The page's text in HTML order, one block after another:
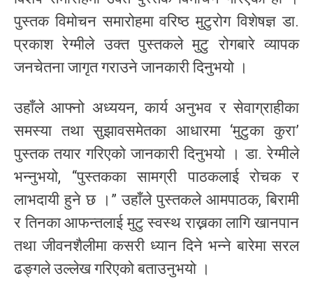
पुस्तक विमोचन समारोहमा वरिष्ठ मुटुरोग विशेषज्ञ डा.
प्रकाश रेग्मीले उक्त पुस्तकले मुटु रोगबारे व्यापक
जनचेतना जागृत गराउने जानकारी दिनुभयो ।
उहाँले आफ्नो अध्ययन, कार्य अनुभव र सेवाग्राहीका
समस्या तथा सुझावसमेतका आधारमा ‘मुटुका कुरा’
पुस्तक तयार गरिएको जानकारी दिनुभयो । डा. रेग्मीले
भन्नुभयो, “पुस्तकका सामग्री पाठकलाई रोचक र
लाभदायी हुने छ ।” उहाँले पुस्तकले आमपाठक, बिरामी
र तिनका आफन्तलाई मुटु स्वस्थ राख्नका लागि खानपान
तथा जीवनशैलीमा कसरी ध्यान दिने भन्ने बारेमा सरल
ढङ्गले उल्लेख गरिएको बताउनुभयो ।